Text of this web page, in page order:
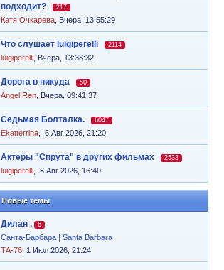
подходит?
217
Катя Очкарева Вчера, 13:55:29
Что слушает luigiperelli 2114
luigiperelli Вчера, 13:38:32
Дорога в никуда 50
Angel Ren Вчера, 09:41:37
Седьмая Болталка. 6047
Ekatterrina 6 Авг 2026, 21:20
Актеры "Спрута" в других фильмах 2533
luigiperelli 6 Авг 2026, 16:40
Новые темы
Дилан . 6
Санта-Барбара | Santa Barbara
ТА-76 , 1 Июл 2026, 21:24